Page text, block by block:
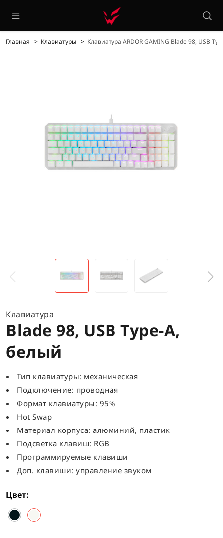
Главная Клавиатуры Клавиатура ARDOR GAMING Blade 98, USB
Клавиатура
Blade 98, USB Type-A,
белый
Тип клавиатуры: механическая
Подключение: проводная
Формат клавиатуры: 95%
Hot Swap
Материал корпуса: алюминий, пластик
Подсветка клавиш: RGB
Программируемые клавиши
Доп. клавиши: управление звуком
Цвет